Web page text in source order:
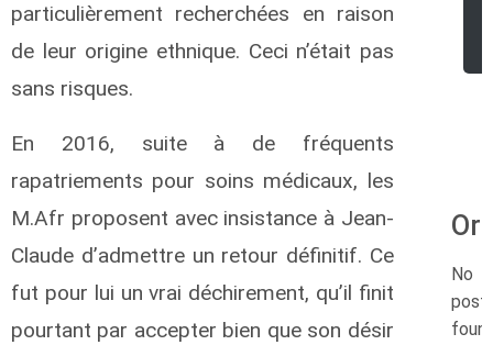
particulièrement recherchées en raison
de leur origine ethnique. Ceci n’était pas
sans risques.
En 2016, suite à de fréquents
rapatriements pour soins médicaux, les
M.Afr proposent avec insistance à Jean-
Claude d’admettre un retour définitif. Ce
fut pour lui un vrai déchirement, qu’il finit
pourtant par accepter bien que son désir
No